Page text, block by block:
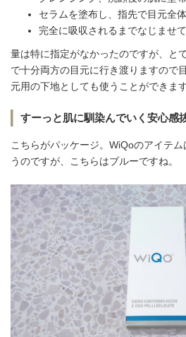
セラムを塗布し、指先で目元全
完全に吸収されるまでなじませて
量は特に指定がなかったのですが、と
で十分両方の目元に行き渡りますので
元用の下地としても使うことができます
すーっと肌に馴染んでいく安心感
こちらがパッケージ。WiQoのアイテ
うのですが、こちらはブルーですね。